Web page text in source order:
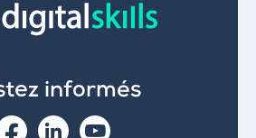
informés